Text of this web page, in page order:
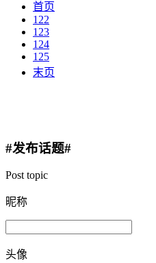
首页
122
123
124
125
末页
#发布话题#
Post topic
昵称
头像